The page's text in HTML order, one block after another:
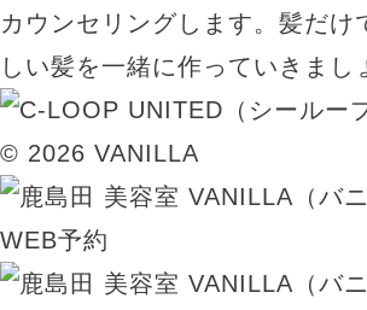
カウンセリングします。髪だ
しい髪を一緒に作っていきまし
© 2026 VANILLA
WEB予約